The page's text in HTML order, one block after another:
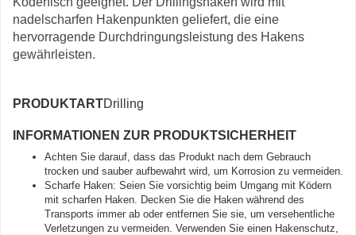
nadelscharfen Hakenpunkten geliefert, die eine
hervorragende Durchdringungsleistung des Hakens
gewährleisten.
PRODUKTARTDrilling
INFORMATIONEN ZUR PRODUKTSICHERHEIT
Achten Sie darauf, dass das Produkt nach dem Gebrauch
trocken und sauber aufbewahrt wird, um Korrosion zu vermeiden.
Scharfe Haken: Seien Sie vorsichtig beim Umgang mit Ködern
mit scharfen Haken. Decken Sie die Haken während des
Transports immer ab oder entfernen Sie sie, um versehentliche
Verletzungen zu vermeiden. Verwenden Sie einen Hakenschutz,